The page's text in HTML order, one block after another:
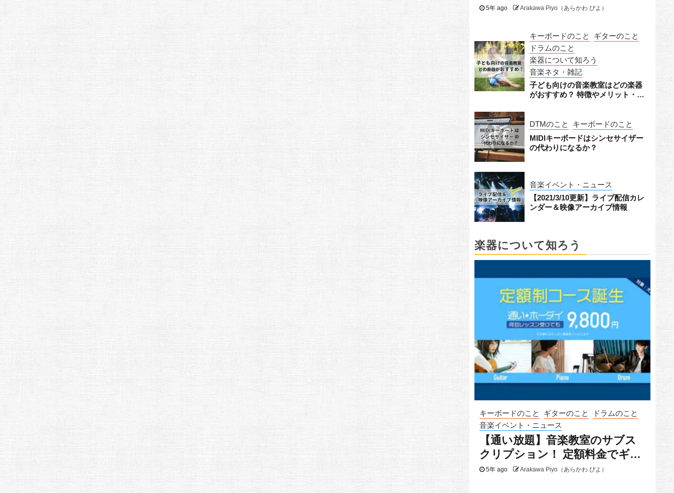
ーもドラムもピアノも
5年 ago Arakawa Piyo（あらかわ ぴよ）
キーボードのこと
ギターのこと
ドラムのこと
楽器について知ろう
音楽ネタ・雑記
子ども向けの音楽教室はどの楽器
がおすすめ？ 特徴やメリット・デ
DTMのこと
キーボードのこと
MIDIキーボードはシンセサイザー
の代わりになるか？
音楽イベント・ニュース
【2021/3/10更新】ライブ配信カレ
ンダー＆映像アーカイブ情報
楽器について知ろう
キーボードのこと ギターのこと
ドラムのこと
音楽イベント・ニュース
【通い放題】音楽教室のサブス
クリプション！ 定額料金でギタ
ーもドラムもピアノも
5年 ago Arakawa Piyo（あらかわ ぴよ）